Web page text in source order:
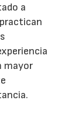
a
mayor